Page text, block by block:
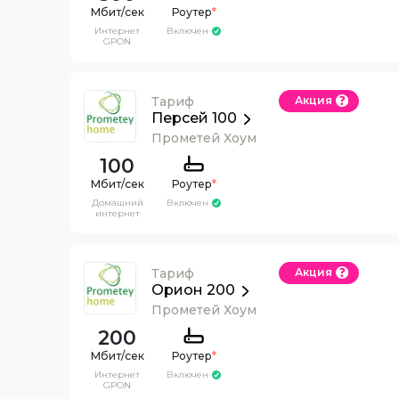
Интернет
GPON
Роутер*
Включен
Тариф
Персей 100
Прометей Хоум
Акция
100
Домашний
интернет
Роутер*
Включен
Тариф
Орион 200
Прометей Хоум
Акция
200
Интернет
GPON
Роутер*
Включен